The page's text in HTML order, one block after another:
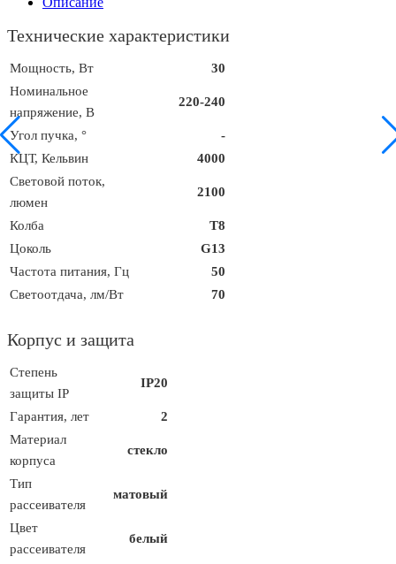
Технические характеристики
Мощность, Вт
30
Номинальное
напряжение, В
220-240
Угол пучка, °
-
КЦТ, Кельвин
4000
Световой поток,
люмен
2100
Колба
T8
Цоколь
G13
Частота питания, Гц
50
Светоотдача, лм/Вт
70
Корпус и защита
Степень
защиты IP
IP20
Гарантия, лет
2
Материал
корпуса
стекло
Тип
рассеивателя
матовый
Цвет
рассеивателя
белый